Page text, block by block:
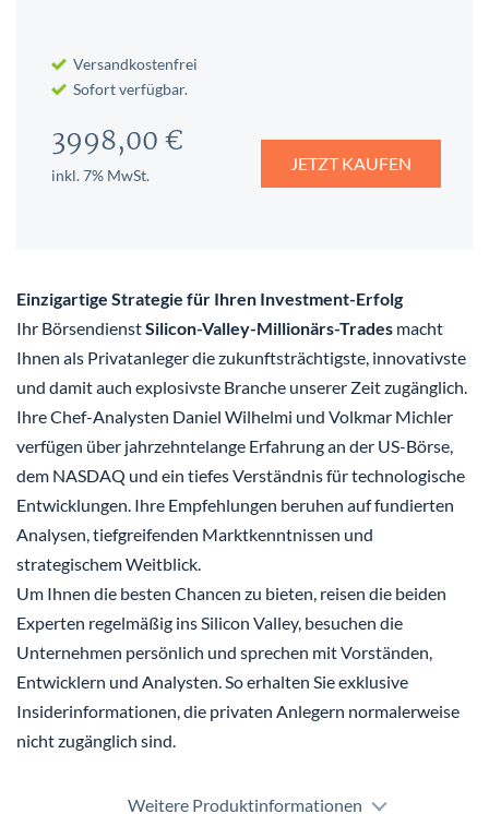
Versandkostenfrei
Sofort verfügbar.
3998,00 €
inkl. 7% MwSt.
JETZT KAUFEN
Einzigartige Strategie für Ihren Investment-Erfolg
Ihr BörsendienstSilicon-Valley-Millionärs-Trades macht
Ihnen als Privatanleger die zukunftsträchtigste, innovativste
und damit auch explosivste Branche unserer Zeit zugänglich.
Ihre Chef-Analysten Daniel Wilhelmi und Volkmar Michler
verfügen über jahrzehntelange Erfahrung an der US-Börse,
dem NASDAQ und ein tiefes Verständnis für technologische
Entwicklungen. Ihre Empfehlungen beruhen auf fundierten
Analysen, tiefgreifenden Marktkenntnissen und
strategischem Weitblick.
Um Ihnen die besten Chancen zu bieten, reisen die beiden
Experten regelmäßig ins Silicon Valley, besuchen die
Unternehmen persönlich und sprechen mit Vorständen,
Entwicklern und Analysten. So erhalten Sie exklusive
Insiderinformationen, die privaten Anlegern normalerweise
nicht zugänglich sind.
Weitere Produktinformationen